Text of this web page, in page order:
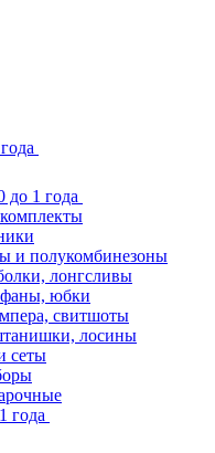
до 1 года
и полукомбинезоны
лонгсливы
юбки
свитшоты
лосины
сеты
года